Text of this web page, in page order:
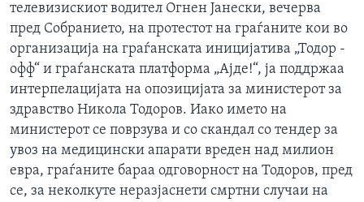
телевизискиот водител Огнен Јанески, вечерва
пред Собранието, на протестот на граѓаните кои во
организација на граѓанската иницијатива „Тодор -
офф“ и граѓанската платформа „Ајде!“, ја поддржаа
интерпелацијата на опозицијата за министерот за
здравство Никола Тодоров. Иако името на
министерот се поврзува и со скандал со тендер за
увоз на медицински апарати вреден над милион
евра, граѓаните бараа одговорност на Тодоров, пред
се, за неколкуте неразјаснети смртни случаи на